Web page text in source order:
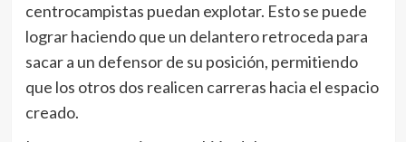
centrocampistas puedan explotar. Esto se puede
lograr haciendo que un delantero retroceda para
sacar a un defensor de su posición, permitiendo
que los otros dos realicen carreras hacia el espacio
creado.